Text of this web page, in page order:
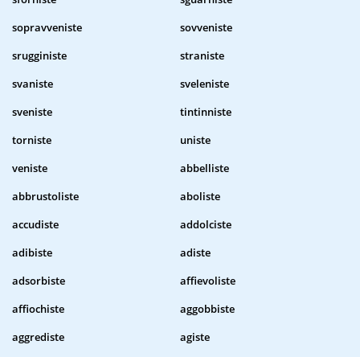
sopravveniste
sovveniste
srugginiste
straniste
svaniste
sveleniste
sveniste
tintinniste
torniste
uniste
veniste
abbelliste
abbrustoliste
aboliste
accudiste
addolciste
adibiste
adiste
adsorbiste
affievoliste
affiochiste
aggobbiste
aggrediste
agiste